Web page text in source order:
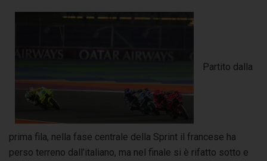
Partito dalla
prima fila, nella fase centrale della Sprint il francese ha
perso terreno dall’italiano, ma nel finale si è rifatto sotto e